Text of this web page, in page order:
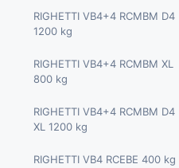
ALMAC B1890 QUICK PRO
RIGHETTI VB4+4 RCMBM D4
1200 kg
RIGHETTI VB4+4 RCMBM XL
800 kg
RIGHETTI VB4+4 RCMBM D4
XL 1200 kg
RIGHETTI VB4 RCEBE 400 kg